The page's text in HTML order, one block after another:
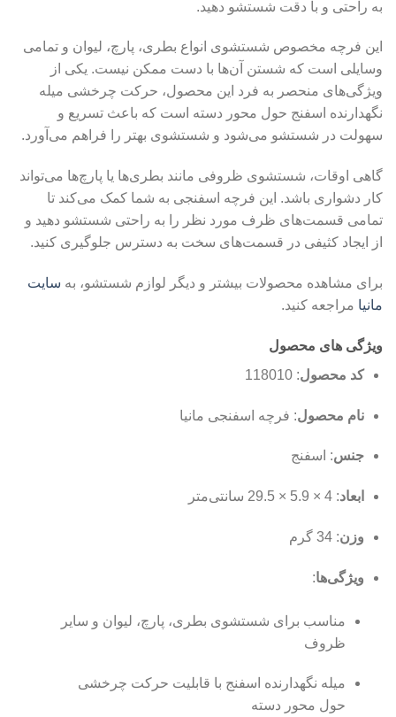
به راحتی و با دقت شستشو دهید.
این فرچه مخصوص شستشوی انواع بطری، پارچ، لیوان و تمامی
وسایلی است که شستن آن‌ها با دست ممکن نیست. یکی از
ویژگی‌های منحصر به فرد این محصول، حرکت چرخشی میله
نگهدارنده اسفنج حول محور دسته است که باعث تسریع و
سهولت در شستشو می‌شود و شستشوی بهتر را فراهم می‌آورد.
گاهی اوقات، شستشوی ظروفی مانند بطری‌ها یا پارچ‌ها می‌تواند
کار دشواری باشد. این فرچه اسفنجی به شما کمک می‌کند تا
تمامی قسمت‌های ظرف مورد نظر را به راحتی شستشو دهید و
از ایجاد کثیفی در قسمت‌های سخت به دسترس جلوگیری کنید.
برای مشاهده محصولات بیشتر و دیگر لوازم شستشو، به سایت
مانیا مراجعه کنید.
ویژگی های محصول
کد محصول: 118010
نام محصول: فرچه اسفنجی مانیا
جنس: اسفنج
ابعاد: 4 × 5.9 × 29.5 سانتی‌متر
وزن: 34 گرم
ویژگی‌ها:
مناسب برای شستشوی بطری، پارچ، لیوان و سایر
ظروف
میله نگهدارنده اسفنج با قابلیت حرکت چرخشی
حول محور دسته